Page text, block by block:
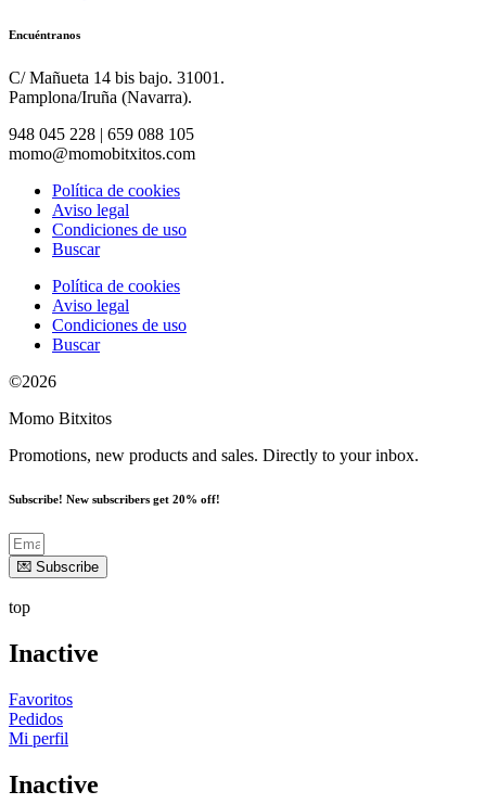
Encuéntranos
C/ Mañueta 14 bis bajo. 31001.
Pamplona/Iruña (Navarra).
948 045 228 | 659 088 105
momo@momobitxitos.com
Política de cookies
Aviso legal
Condiciones de uso
Buscar
Política de cookies
Aviso legal
Condiciones de uso
Buscar
©2026
Momo Bitxitos
Promotions, new products and sales. Directly to your inbox.
Subscribe! New subscribers get 20% off!
💌 Subscribe
top
Inactive
Favoritos
Pedidos
Mi perfil
Inactive